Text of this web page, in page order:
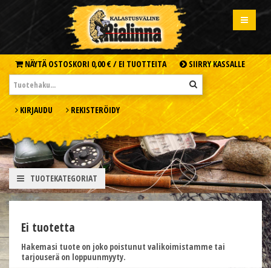
NÄYTÄ OSTOSKORI 0,00 € / EI TUOTTEITA SIIRRY KASSALLE
KIRJAUDU REKISTERÖIDY
TUOTEKATEGORIAT
Ei tuotetta
Hakemasi tuote on joko poistunut valikoimistamme tai
tarjouserä on loppuunmyyty.